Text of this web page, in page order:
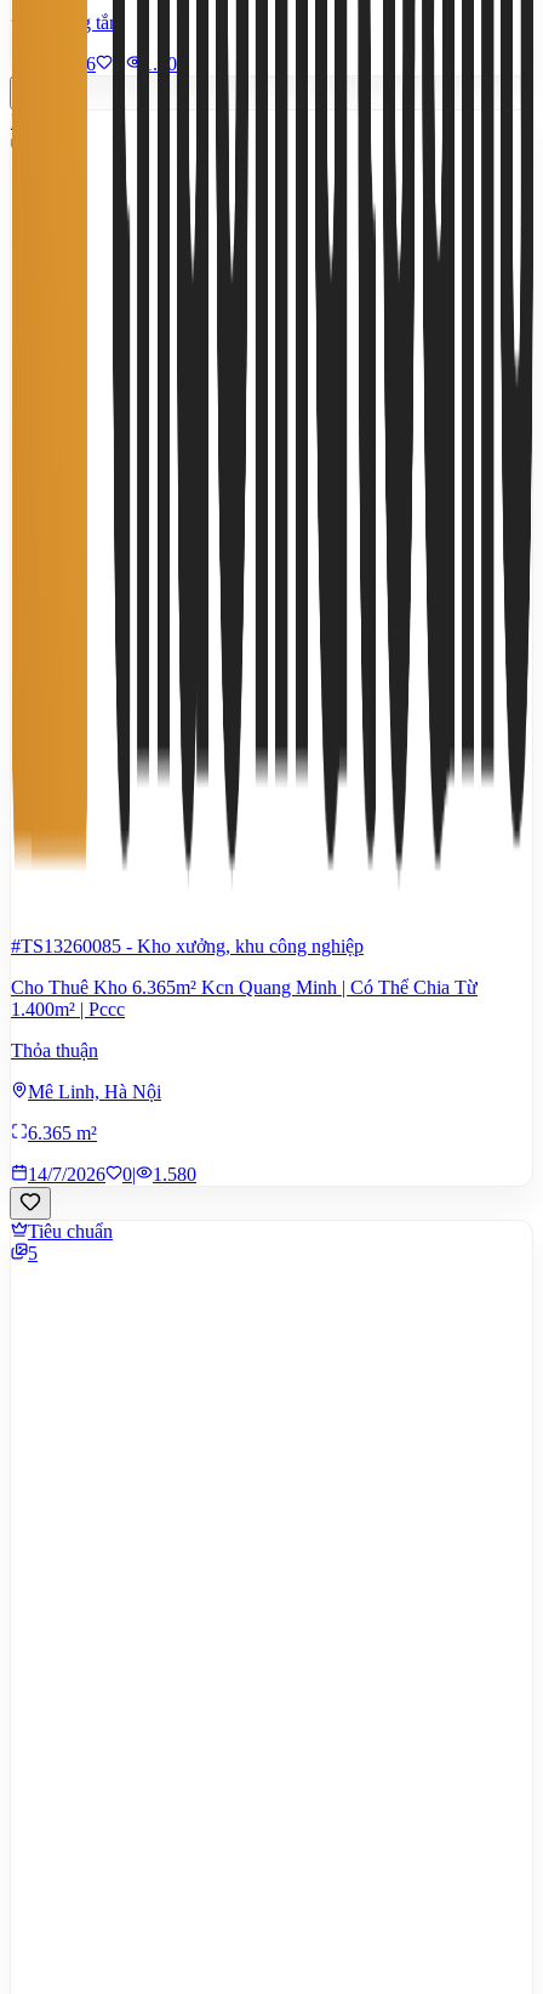
3 phòng tắm
9/7/2026
1.601
Miễn phí
#TS13260085 - Kho xưởng, khu công nghiệp
Cho Thuê Kho 6.365m² Kcn Quang Minh | Có Thể Chia Từ
1.400m² | Pccc
Thỏa thuận
Mê Linh, Hà Nội
6.365 m²
14/7/2026
0| 1.580
Tiêu chuẩn
5